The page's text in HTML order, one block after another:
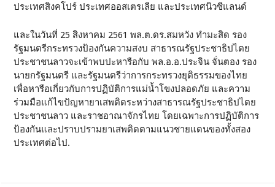
ประเทศสิงคโปร์ ประเทศออสเตรเลีย และประเทศนิวซีแลนด์
และในวันที่ 25 สิงหาคม 2561 พล.ต.ดร.สมหวัง ทำมะสิด รอง
รัฐมนตรีกระทรวงป้องกันความสงบ สาธารณรัฐประชาธิปไตย
ประชาชนลาวจะเข้าพบปะหารือกับ พล.อ.อ.ประจิน จั่นตอง รอง
นายกรัฐมนตรี และรัฐมนตรีว่าการกระทรวงยุติธรรมของไทย
เพื่อหารือเกี่ยวกับการปฏิบัติการแม่น้ำโขงปลอดภัย และความ
ร่วมมือแก้ไขปัญหายาเสพติดระหว่างสาธารณรัฐประชาธิปไตย
ประชาชนลาว และราชอาณาจักรไทย โดยเฉพาะการปฏิบัติการ
ป้องกันและปราบปรามยาเสพติดตามแนวชายแดนของทั้งสอง
ประเทศต่อไป.